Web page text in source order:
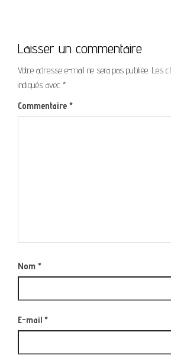
Laisser un commentaire
Votre adresse e-mail ne sera pas publiée. Les
indiqués avec *
Commentaire *
Nom *
E-mail *